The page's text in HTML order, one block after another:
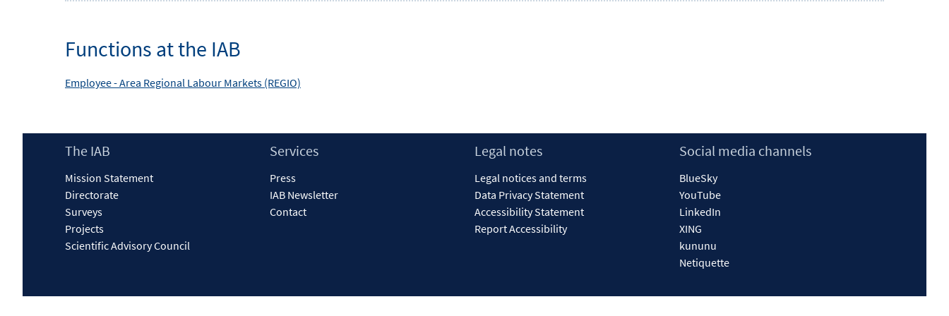
Functions at the IAB
Employee -Area Regional Labour Markets (REGIO)
Footer
The IAB
Mission Statement
Directorate
Surveys
Projects
Scientific Advisory Council
Services
Press
IAB Newsletter
Contact
Legal notes
Legal notices and terms
Data Privacy Statement
Accessibility Statement
Report Accessibility
Social media channels
BlueSky
YouTube
LinkedIn
XING
kununu
Netiquette